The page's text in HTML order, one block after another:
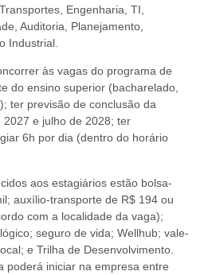
Engenharia, TI,
Auditoria, Planejamento,
Industrial.
às vagas do programa de
do ensino superior (bacharelado,
ter previsão de conclusão da
e julho de 2028; ter
6h por dia (dentro do horário
aos estagiários estão bolsa-
auxílio-transporte de R$ 194 ou
com a localidade da vaga);
seguro de vida; Wellhub; vale-
e Trilha de Desenvolvimento.
poderá iniciar na empresa entre